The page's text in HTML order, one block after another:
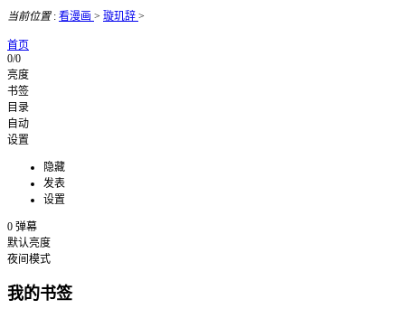
当前位置: 看漫画 > 璇玑辞 >
首页
0/0
亮度
书签
目录
自动
设置
隐藏
发表
设置
0 弹幕
默认亮度
夜间模式
我的书签